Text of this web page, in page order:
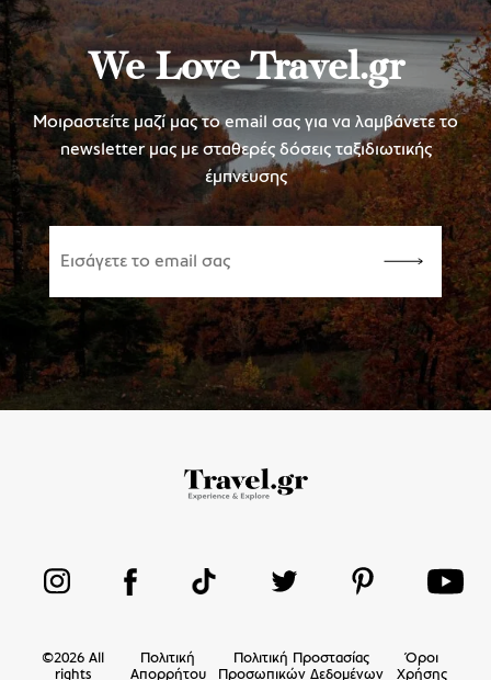
We Love Travel.gr
Μοιραστείτε μαζί μας το email σας για να λαμβάνετε το
newsletter μας με σταθερές δόσεις ταξιδιωτικής
έμπνευσης
©2026 All
rights
Πολιτική
Απορρήτου
Πολιτική Προστασίας
Προσωπικών Δεδομένων
Όροι
Χρήσης